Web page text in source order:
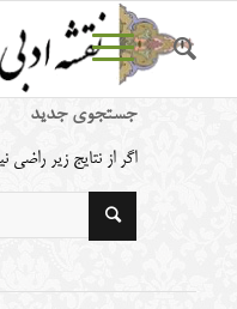
جستجوی جدید
اگر از نتایج زیر